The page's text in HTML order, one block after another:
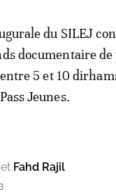
du SILEJ
documentaire
5 et 10
Jeunes.
et Fahd Rajil